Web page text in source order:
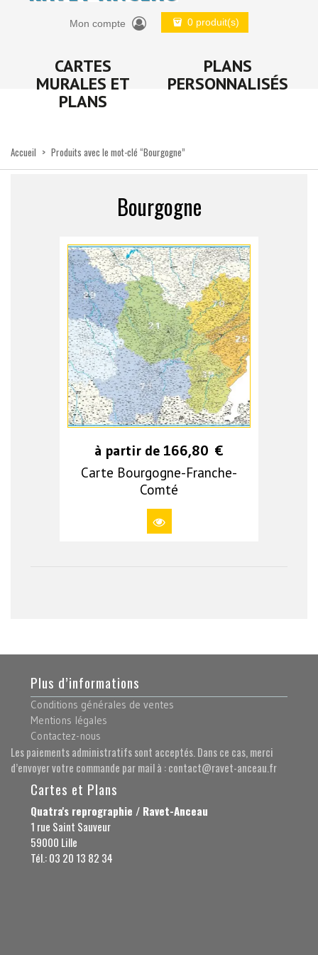
Mon compte 0 produit(s)
CARTES
MURALES ET
PLANS
PLANS
PERSONNALISÉS
Accueil > Produits avec le mot-clé “Bourgogne”
Bourgogne
à partir de 166,80 €
Carte Bourgogne-Franche-
Comté
Plus d’informations
Conditions générales de ventes
Mentions légales
Contactez-nous
Les paiements administratifs sont acceptés. Dans ce cas, merci
d’envoyer votre commande par mail à : contact@ravet-anceau.fr
Cartes et Plans
Quatra's reprographie / Ravet-Anceau
1 rue Saint Sauveur
59000 Lille
Tél.: 03 20 13 82 34